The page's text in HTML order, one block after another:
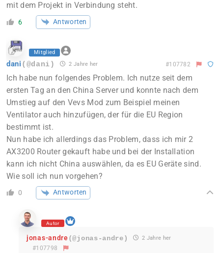
mit dem Projekt in Verbindung steht.
6 Antworten
Mitglied
dani (@dani) 2 Jahre her #107782
Ich habe nun folgendes Problem. Ich nutze seit dem
ersten Tag an den China Server und konnte nach dem
Umstieg auf den Vevs Mod zum Beispiel meinen
Ventilator auch hinzufügen, der für die EU Region
bestimmt ist.
Nun habe ich allerdings das Problem, dass ich mir 2
AX3200 Router gekauft habe und bei der Installation
kann ich nicht China auswählen, da es EU Geräte sind.
Wie soll ich nun vorgehen?
0 Antworten
Autor
jonas-andre(@jonas-andre) 2 Jahre her
#107798